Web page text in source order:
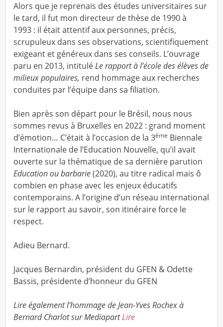
Alors que je reprenais des études universitaires sur
le tard, il fut mon directeur de thèse de 1990 à
1993 : il était attentif aux personnes, précis,
scrupuleux dans ses observations, scientifiquement
exigeant et généreux dans ses conseils. L’ouvrage
paru en 2013, intituléLe rapport à l’école des élèves de
milieux populaires, rend hommage aux recherches
conduites par l’équipe dans sa filiation.
Bien après son départ pour le Brésil, nous nous
sommes revus à Bruxelles en 2022 : grand moment
d’émotion… C’était à l’occasion de la 3ème Biennale
Internationale de l’Education Nouvelle, qu’il avait
ouverte sur la thématique de sa dernière parution
Education ou barbarie(2020), au titre radical mais ô
combien en phase avec les enjeux éducatifs
contemporains. A l’origine d’un réseau international
sur le rapport au savoir, son itinéraire force le
respect.
Adieu Bernard.
Jacques Bernardin, président du GFEN & Odette
Bassis, présidente d’honneur du GFEN
Lire également l’hommage de Jean-Yves Rochex à
Bernard Charlot sur MediapartLire